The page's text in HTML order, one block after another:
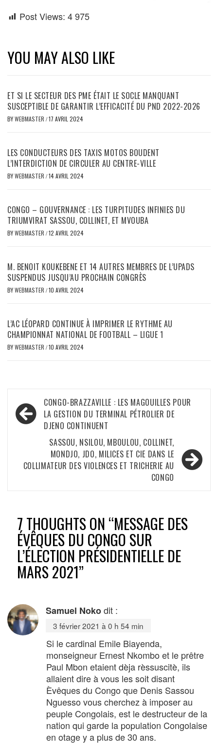
Post Views: 4 975
YOU MAY ALSO LIKE
ET SI LE SECTEUR DES PME ÉTAIT LE SOCLE MANQUANT
SUSCEPTIBLE DE GARANTIR L’EFFICACITÉ DU PND 2022-2026
BYWEBMASTER /17 AVRIL 2024
LES CONDUCTEURS DES TAXIS MOTOS BOUDENT
L’INTERDICTION DE CIRCULER AU CENTRE-VILLE
BYWEBMASTER /14 AVRIL 2024
CONGO – GOUVERNANCE : LES TURPITUDES INFINIES DU
TRIUMVIRAT SASSOU, COLLINET, ET MVOUBA
BYWEBMASTER /12 AVRIL 2024
M. BENOIT KOUKEBENE ET 14 AUTRES MEMBRES DE L’UPADS
SUSPENDUS JUSQU’AU PROCHAIN CONGRÈS
BYWEBMASTER /10 AVRIL 2024
L’AC LÉOPARD CONTINUE À IMPRIMER LE RYTHME AU
CHAMPIONNAT NATIONAL DE FOOTBALL – LIGUE 1
BYWEBMASTER /10 AVRIL 2024
Navigation
de
l’article
CONGO-BRAZZAVILLE : LES MAGOUILLES POUR
LA GESTION DU TERMINAL PÉTROLIER DE
DJENO CONTINUENT
SASSOU, NSILOU, MBOULOU, COLLINET,
MONDJO, JDO, MILICES ET CIE DANS LE
COLLIMATEUR DES VIOLENCES ET TRICHERIE AU
CONGO
7 THOUGHTS ON “MESSAGE DES
ÉVÊQUES DU CONGO SUR
L’ÉLECTION PRÉSIDENTIELLE DE
MARS 2021”
Samuel Nokodit :
3 février 2021 à 0 h 54 min
Si le cardinal Emile Biayenda,
monseigneur Ernest Nkombo et le prêtre
Paul Mbon etaient dèja rèssuscitè, ils
allaient dire à vous les soit disant
Èvêques du Congo que Denis Sassou
Nguesso vous cherchez à imposer au
peuple Congolais, est le destructeur de la
nation qui garde la population Congolaise
en otage y a plus de 30 ans.